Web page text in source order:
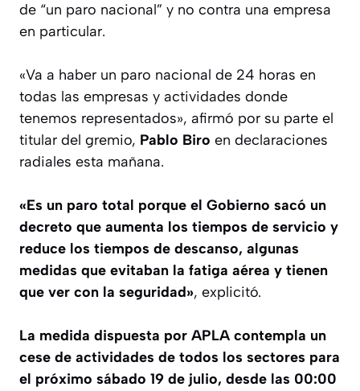
de “un paro nacional” y no contra una empresa
en particular.
«Va a haber un paro nacional de 24 horas en
todas las empresas y actividades donde
tenemos representados», afirmó por su parte el
titular del gremio, Pablo Biro en declaraciones
radiales esta mañana.
«Es un paro total porque el Gobierno sacó un
decreto que aumenta los tiempos de servicio y
reduce los tiempos de descanso, algunas
medidas que evitaban la fatiga aérea y tienen
que ver con la seguridad», explicitó.
La medida dispuesta por APLA contempla un
cese de actividades de todos los sectores para
el próximo sábado 19 de julio, desde las 00:00